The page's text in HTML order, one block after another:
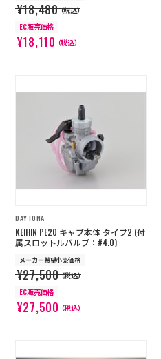
¥18,480（税込）
EC販売価格
¥18,110（税込）
DAYTONA
KEIHIN PE20 キャブ本体 タイプ2 (付
属スロットルバルブ：#4.0)
メーカー希望小売価格
¥27,500（税込）
EC販売価格
¥27,500（税込）